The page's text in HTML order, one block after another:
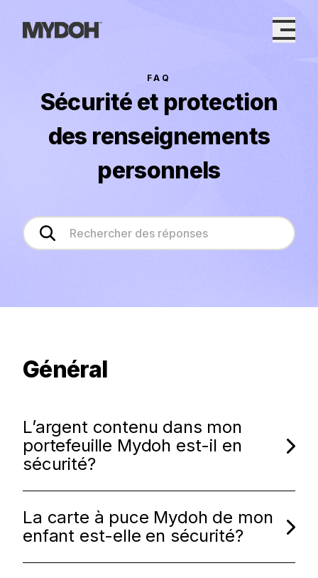
content
FAQ
Sécurité et protection
des renseignements
personnels
Général
L’argent contenu dans mon
portefeuille Mydoh est-il en
sécurité?
La carte à puce Mydoh de mon
enfant est-elle en sécurité?